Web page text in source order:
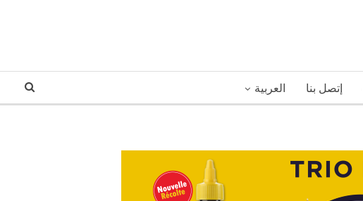
إتصل بنا العربية